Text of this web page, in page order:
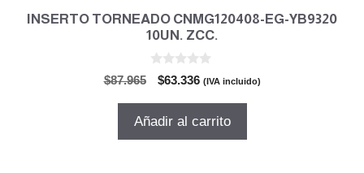
INSERTO TORNEADO CNMG120408-EG-YB9320
10UN. ZCC.
$87.965
El
original
$63.336El
actual
(IVA incluido)
Añadir al carrito